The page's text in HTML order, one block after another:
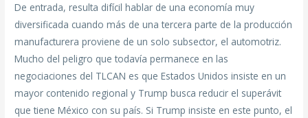
De entrada, resulta difícil hablar de una economía muy
diversificada cuando más de una tercera parte de la producción
manufacturera proviene de un solo subsector, el automotriz.
Mucho del peligro que todavía permanece en las
negociaciones del TLCAN es que Estados Unidos insiste en un
mayor contenido regional y Trump busca reducir el superávit
que tiene México con su país. Si Trump insiste en este punto, el